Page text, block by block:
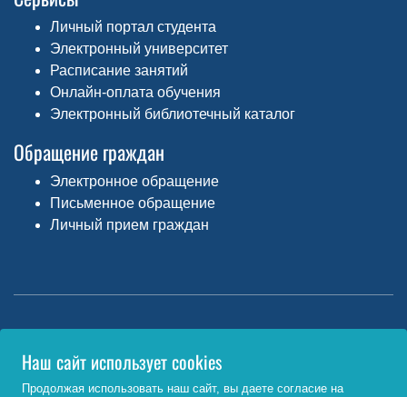
Личный портал студента
Электронный университет
Расписание занятий
Онлайн-оплата обучения
Электронный библиотечный каталог
Обращение граждан
Электронное обращение
Письменное обращение
Личный прием граждан
Министерство науки и высшего образования РФ
http://www.minobrnauki.gov.ru/
Наш сайт использует cookies
Продолжая использовать наш сайт, вы даете согласие на